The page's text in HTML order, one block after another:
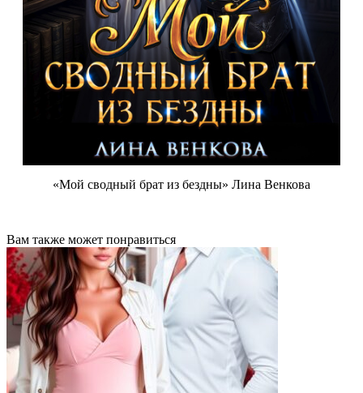
«Мой сводный брат из бездны» Лина Венкова
Вам также может понравиться